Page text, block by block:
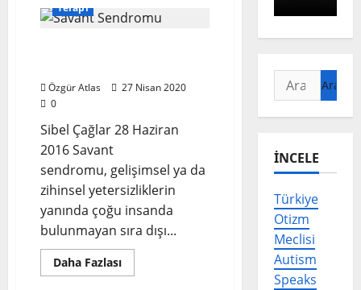
Terapi
Özgür Atlas
27 Nisan 2020
0
Sibel Çağlar 28 Haziran
2016 Savant
sendromu, gelişimsel ya da
zihinsel yetersizliklerin
yanında çoğu insanda
bulunmayan sıra dışı...
Daha FazlasıRead
more
Arama:
İNCELE
Türkiye
Otizm
Meclisi
Autism
Speaks